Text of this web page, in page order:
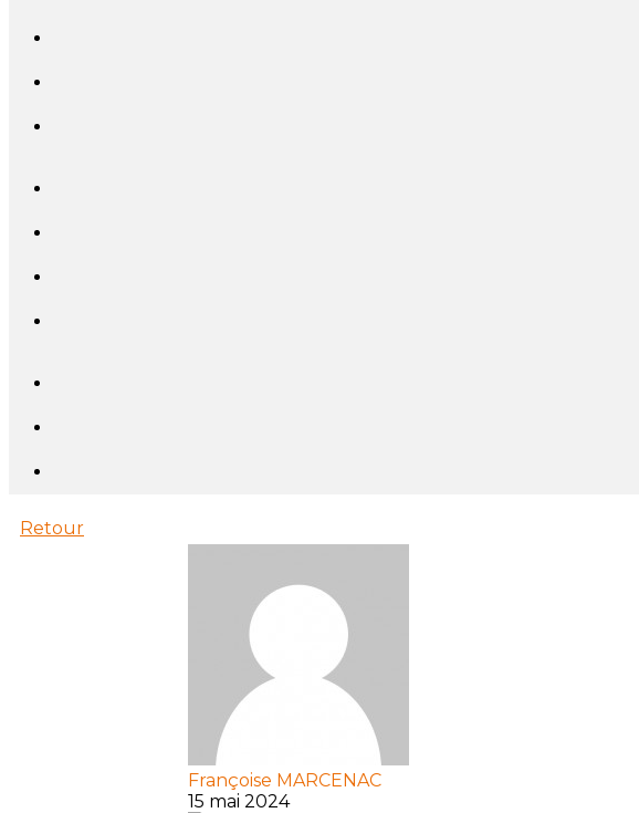
Retour
Françoise MARCENAC
15 mai 2024